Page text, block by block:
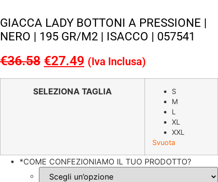
GIACCA LADY BOTTONI A PRESSIONE |
NERO | 195 GR/M2 | ISACCO | 057541
€36.58 Il
prezzo
originale
€27.49 Il
prezzo
attuale
(Iva Inclusa)
SELEZIONA TAGLIA
S
M
L
XL
XXL
Svuota
*COME CONFEZIONIAMO IL TUO PRODOTTO?